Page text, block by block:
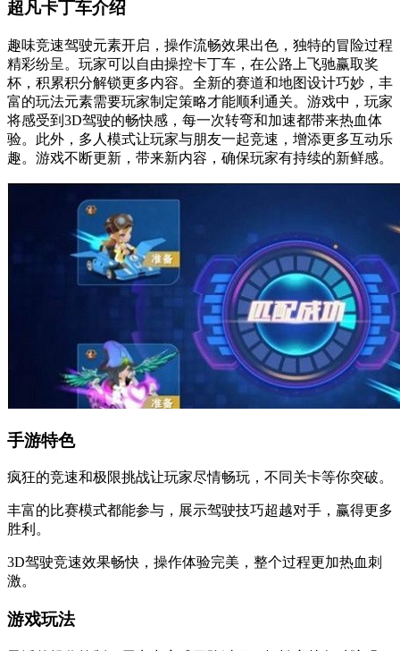
超凡卡丁车介绍
趣味竞速驾驶元素开启，操作流畅效果出色，独特的冒险过程
精彩纷呈。玩家可以自由操控卡丁车，在公路上飞驰赢取奖
杯，积累积分解锁更多内容。全新的赛道和地图设计巧妙，丰
富的玩法元素需要玩家制定策略才能顺利通关。游戏中，玩家
将感受到3D驾驶的畅快感，每一次转弯和加速都带来热血体
验。此外，多人模式让玩家与朋友一起竞速，增添更多互动乐
趣。游戏不断更新，带来新内容，确保玩家有持续的新鲜感。
手游特色
疯狂的竞速和极限挑战让玩家尽情畅玩，不同关卡等你突破。
丰富的比赛模式都能参与，展示驾驶技巧超越对手，赢得更多
胜利。
3D驾驶竞速效果畅快，操作体验完美，整个过程更加热血刺
激。
游戏玩法